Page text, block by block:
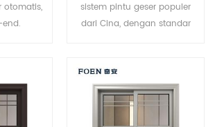
otomatis,
sistem pintu geser populer
dari Cina, dengan standar
Amerika Serikat.